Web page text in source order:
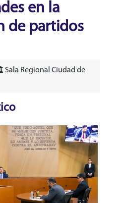
en la
de partidos
Sala Regional Ciudad de